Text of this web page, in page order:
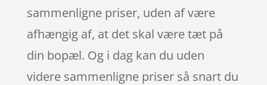
sammenligne priser, uden af være
afhængig af, at det skal være tæt på
din bopæl. Og i dag kan du uden
videre sammenligne priser så snart du